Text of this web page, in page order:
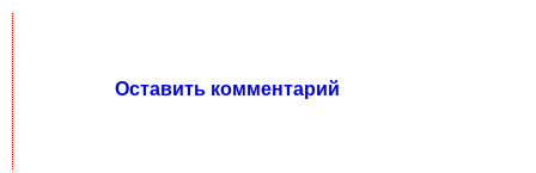
Оставить комментарий